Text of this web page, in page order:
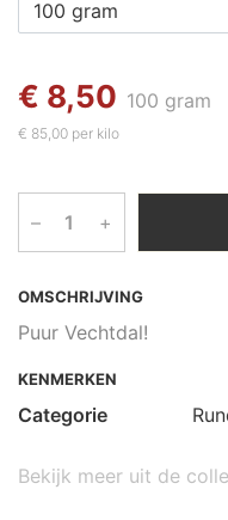
OMSCHRIJVING
Puur Vechtdal!
€ 8,50 100 gram
€ 85,00 per kilo
– +
KENMERKEN
Categorie
Bekijk meer uit de